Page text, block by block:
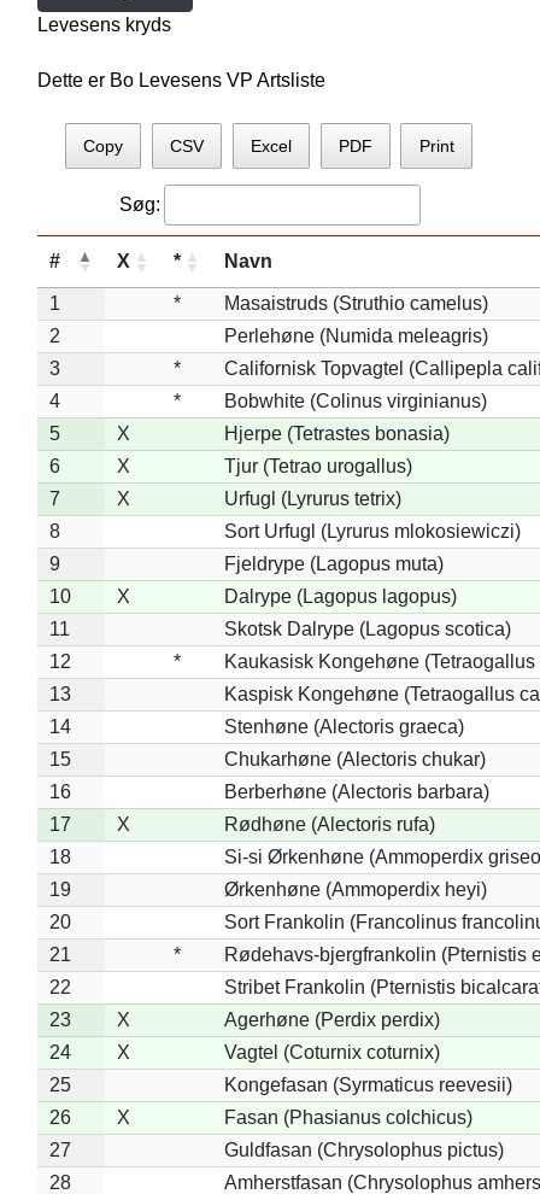
Levesens kryds
Dette er Bo Levesens VP Artsliste
Copy CSV Excel PDF Print
Søg:
# X * Navn
1 *
Masaistruds (Struthio camelus)
2
Perlehøne (Numida meleagris)
3
*
Californisk Topvagtel (Callipepla
4
*
Bobwhite (Colinus virginianus)
5
X
Hjerpe (Tetrastes bonasia)
6
X
Tjur (Tetrao urogallus)
7
X
Urfugl (Lyrurus tetrix)
8
Sort Urfugl (Lyrurus mlokosiewiczi)
9
Fjeldrype (Lagopus muta)
10
X
Dalrype (Lagopus lagopus)
11
Skotsk Dalrype (Lagopus scotica)
12
*
Kaukasisk Kongehøne
13
Kaspisk Kongehøne (Tetraogallus
14
Stenhøne (Alectoris graeca)
15
Chukarhøne (Alectoris chukar)
16
Berberhøne (Alectoris barbara)
17
X
Rødhøne (Alectoris rufa)
18
Si-si Ørkenhøne (Ammoperdix
19
Ørkenhøne (Ammoperdix heyi)
20
Sort Frankolin (Francolinus
21
*
Rødehavs-bjergfrankolin (Pternistis
22
Stribet Frankolin (Pternistis
23
X
Agerhøne (Perdix perdix)
24
X
Vagtel (Coturnix coturnix)
25
Kongefasan (Syrmaticus reevesii)
26
X
Fasan (Phasianus colchicus)
27
Guldfasan (Chrysolophus pictus)
28
Amherstfasan (Chrysolophus